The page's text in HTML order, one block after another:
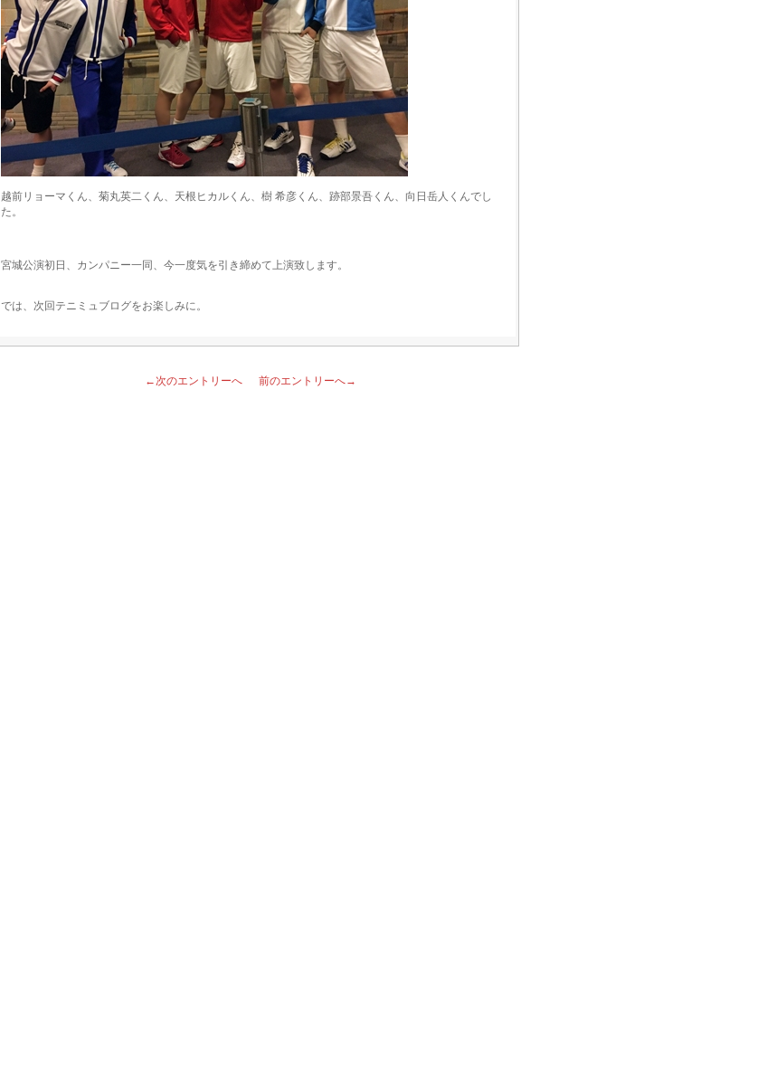
越前リョーマくん、菊丸英二くん、天根ヒカルくん、樹 希彦くん、跡部景吾くん、向日岳人くんでし
た。
宮城公演初日、カンパニー一同、今一度気を引き締めて上演致します。
では、次回テニミュブログをお楽しみに。
←次のエントリーへ 前のエントリーへ→